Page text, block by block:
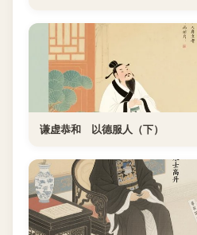
谦虚恭和 以德服人（下）